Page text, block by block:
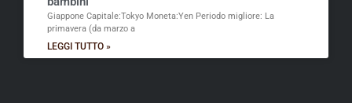
Giappone Capitale:Tokyo Moneta:Yen Periodo migliore: La
primavera (da marzo a
LEGGI TUTTO »